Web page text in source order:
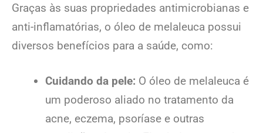
Graças às suas propriedades antimicrobianas e
anti-inflamatórias, o óleo de melaleuca possui
diversos benefícios para a saúde, como:
Cuidando da pele: O óleo de melaleuca é
um poderoso aliado no tratamento da
acne, eczema, psoríase e outras